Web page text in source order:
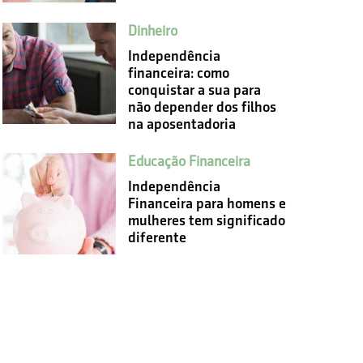
Dinheiro
Independência
financeira: como
conquistar a sua para
não depender dos filhos
na aposentadoria
Educação Financeira
Independência
Financeira para homens e
mulheres tem significado
diferente